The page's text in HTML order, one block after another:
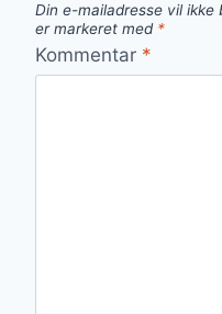
Din e-mailadresse vil ikke
er markeret med *
Kommentar *